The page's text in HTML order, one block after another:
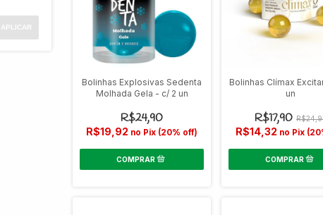
APLICAR
Bolinhas Explosivas Sedenta
Molhada Gela - c/ 2 un
R$24,90
R$19,92 no Pix (20% off)
Bolinhas Clímax
un
R$17,90
R$14,32 no Pix